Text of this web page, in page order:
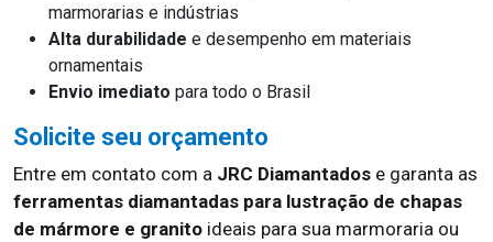
marmorarias e indústrias
Alta durabilidade e desempenho em materiais
ornamentais
Envio imediato para todo o Brasil
Solicite seu orçamento
Entre em contato com a JRC Diamantados e garanta as
ferramentas diamantadas para lustração de chapas
de mármore e granito ideais para sua marmoraria ou